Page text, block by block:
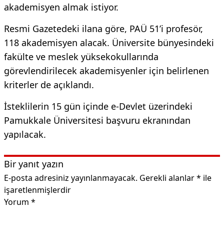
akademisyen almak istiyor.
Resmi Gazetedeki ilana göre, PAÜ 51’i profesör,
118 akademisyen alacak. Üniversite bünyesindeki
fakülte ve meslek yüksekokullarında
görevlendirilecek akademisyenler için belirlenen
kriterler de açıklandı.
İsteklilerin 15 gün içinde e-Devlet üzerindeki
Pamukkale Üniversitesi başvuru ekranından
yapılacak.
Bir yanıt yazın
E-posta adresiniz yayınlanmayacak. Gerekli alanlar* ile
işaretlenmişlerdir
Yorum *